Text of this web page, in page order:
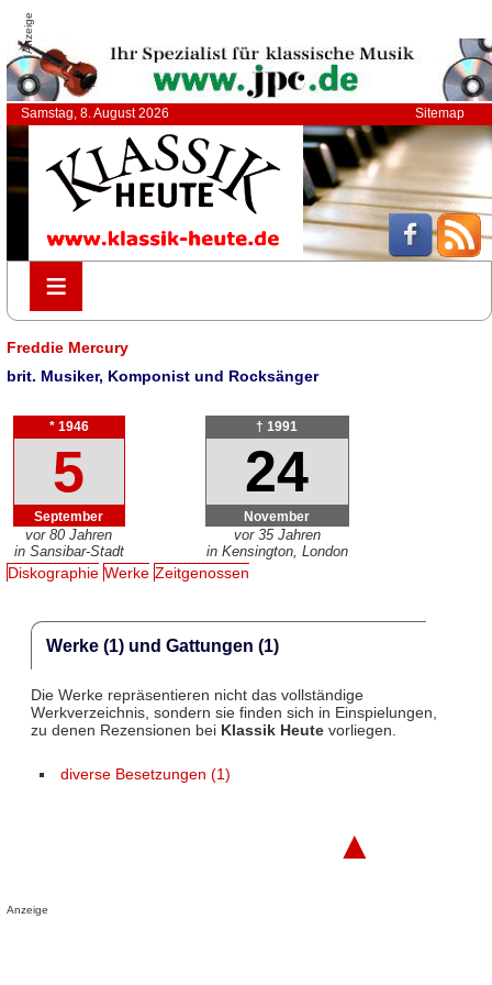
Anzeige
Samstag, 8. August 2026 Sitemap
≡
≡
Freddie Mercury
brit. Musiker, Komponist und Rocksänger
* 1946
5
September
vor 80 Jahren
in Sansibar-Stadt
† 1991
24
November
vor 35 Jahren
in Kensington, London
Diskographie Werke Zeitgenossen
Werke (1) und Gattungen (1)
Die Werke repräsentieren nicht das vollständige
Werkverzeichnis, sondern sie finden sich in Einspielungen,
zu denen Rezensionen bei Klassik Heutevorliegen.
diverse Besetzungen (1)
▲
Anzeige